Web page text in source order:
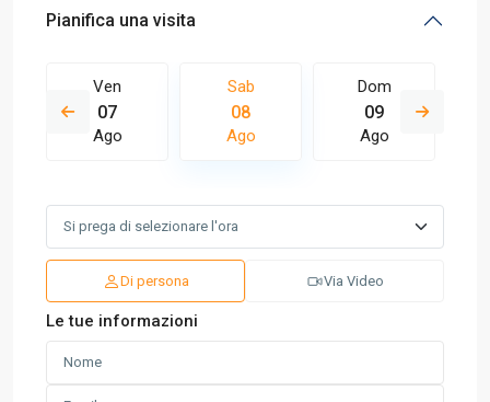
Pianifica una visita
Ven
07
Ago
Sab
08
Ago
Dom
09
Ago
Di persona Via Video
Le tue informazioni